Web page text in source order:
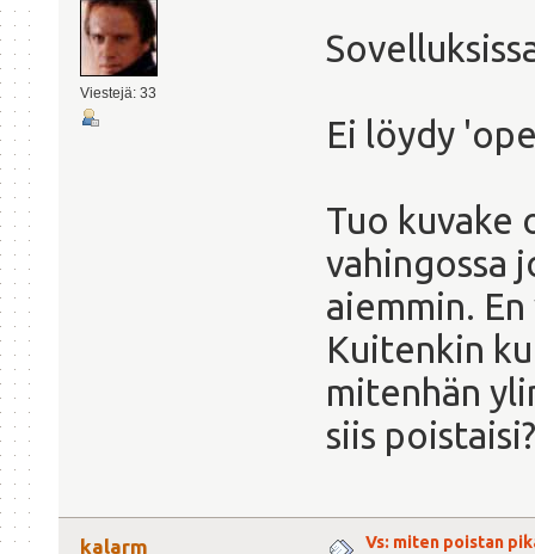
Viestejä: 33
Ei löydy
Tuo kuvake
vahingossa
aiemmin.
Kuitenkin
mitenhän
siis poistaisi?
kalarm
Vs: miten poistan